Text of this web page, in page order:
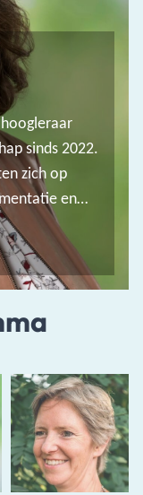
hoogleraar
sinds 2022.
zich op
en
aan